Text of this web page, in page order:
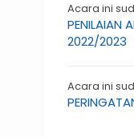
Acara ini
PENILAIAN
2022/2023
Acara ini